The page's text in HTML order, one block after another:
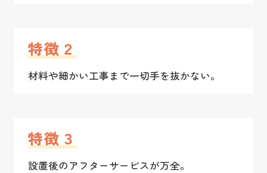
特徴２
材料や細かい工事まで一切手を抜かない。
特徴３
設置後のアフターサービスが万全。